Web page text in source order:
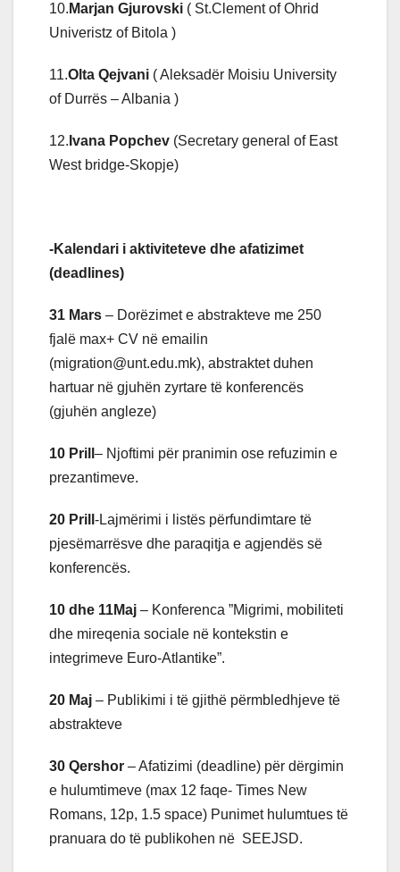
10. Marjan Gjurovski ( St.Clement of Ohrid
Univeristz of Bitola )
11.Olta Qejvani ( Aleksadër Moisiu University
of Durrës – Albania )
12. Ivana Popchev (Secretary general of East
West bridge-Skopje)
-Kalendari i aktiviteteve dhe afatizimet
(deadlines)
31 Mars – Dorëzimet e abstrakteve me 250
fjalë max+ CV në emailin
(migration@unt.edu.mk), abstraktet duhen
hartuar në gjuhën zyrtare të konferencës
(gjuhën angleze)
10 Prill – Njoftimi për pranimin ose refuzimin e
prezantimeve.
20 Prill -Lajmërimi i listës përfundimtare të
pjesëmarrësve dhe paraqitja e agjendës së
konferencës.
10 dhe 11Maj – Konferenca ”Migrimi, mobiliteti
dhe mireqenia sociale në kontekstin e
integrimeve Euro-Atlantike”.
20 Maj – Publikimi i të gjithë përmbledhjeve të
abstrakteve
30 Qershor – Afatizimi (deadline) për dërgimin
e hulumtimeve (max 12 faqe- Times New
Romans, 12p, 1.5 space) Punimet hulumtues të
pranuara do të publikohen në SEEJSD.